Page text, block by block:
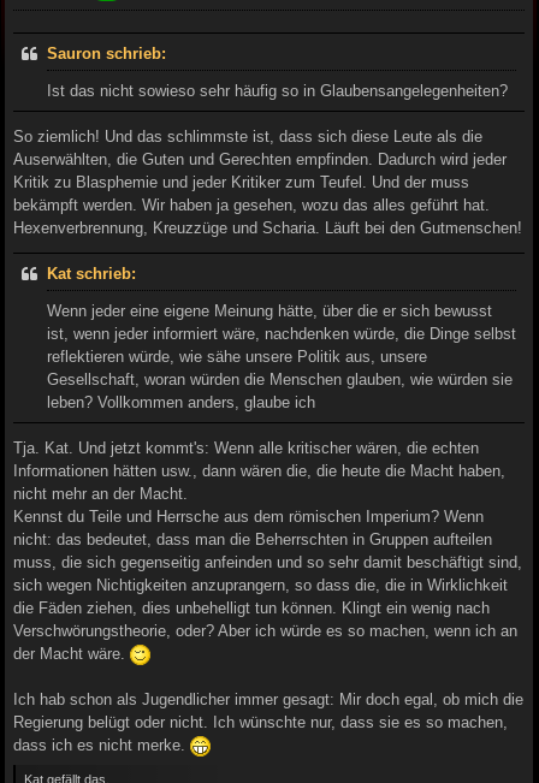
Sauron schrieb:
Ist das nicht sowieso sehr häufig so in Glaubensangelegenheiten?
So ziemlich! Und das schlimmste ist, dass sich diese Leute als die
Auserwählten, die Guten und Gerechten empfinden. Dadurch wird jeder
Kritik zu Blasphemie und jeder Kritiker zum Teufel. Und der muss
bekämpft werden. Wir haben ja gesehen, wozu das alles geführt hat.
Hexenverbrennung, Kreuzzüge und Scharia. Läuft bei den Gutmenschen!
Kat schrieb:
Wenn jeder eine eigene Meinung hätte, über die er sich bewusst
ist, wenn jeder informiert wäre, nachdenken würde, die Dinge selbst
reflektieren würde, wie sähe unsere Politik aus, unsere
Gesellschaft, woran würden die Menschen glauben, wie würden sie
leben? Vollkommen anders, glaube ich
Tja. Kat. Und jetzt kommt's: Wenn alle kritischer wären, die echten
Informationen hätten usw., dann wären die, die heute die Macht haben,
nicht mehr an der Macht.
Kennst du Teile und Herrsche aus dem römischen Imperium? Wenn
nicht: das bedeutet, dass man die Beherrschten in Gruppen aufteilen
muss, die sich gegenseitig anfeinden und so sehr damit beschäftigt sind,
sich wegen Nichtigkeiten anzuprangern, so dass die, die in Wirklichkeit
die Fäden ziehen, dies unbehelligt tun können. Klingt ein wenig nach
Verschwörungstheorie, oder? Aber ich würde es so machen, wenn ich an
der Macht wäre.
Ich hab schon als Jugendlicher immer gesagt: Mir doch egal, ob mich die
Regierung belügt oder nicht. Ich wünschte nur, dass sie es so machen,
dass ich es nicht merke.
Kat gefällt das.